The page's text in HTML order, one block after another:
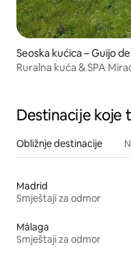
Seoska kućica – Guijo
Ruralna kuća & SPA
Destinacije koje
Obližnje destinacije
Madrid
Smještaji za odmor
Málaga
Smještaji za odmor